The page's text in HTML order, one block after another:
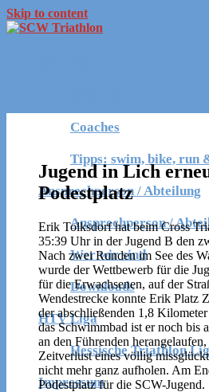
Skip to content
Coaches
Tipps: swim, bike, run
Ansprechperson / Abteilung
Ansprechperson /
Wer wir sind
Downloads
HTV Liga
Hessische Triathlon
Impressum
Jugend in Lich
Podestplatz
Erik Tolksdorf hat beim Cross
35:39 Uhr in der Jugend B den
Nach zwei Runden im See des
wurde der Wettbewerb für die
für die Erwachsenen, auf der
Wendestrecke konnte Erik Platz
der abschließenden 1,8
das Schwimmbad ist er noch bis
an den Führenden
Zeitverlust eines völlig
nicht mehr ganz aufholen. Am
Podestplatz für die SCW-Jugend.